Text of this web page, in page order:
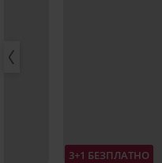
3+1 БЕЗПЛАТНО